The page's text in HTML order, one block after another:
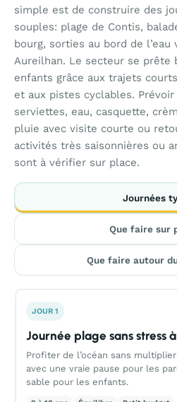
simple est de construire des
souples: plage de Contis,
bourg, sorties au bord de l’eau
Aureilhan. Le secteur se prête
enfants grâce aux trajets
et aux pistes cyclables.
serviettes, eau, casquette,
pluie avec visite courte ou
activités très saisonnières ou
sont à vérifier sur place.
Journées
Que faire sur
Que faire autour
JOUR 1
Journée plage sans stress
Profiter de l’océan sans
avec une vraie pause pour les
sable pour les enfants.